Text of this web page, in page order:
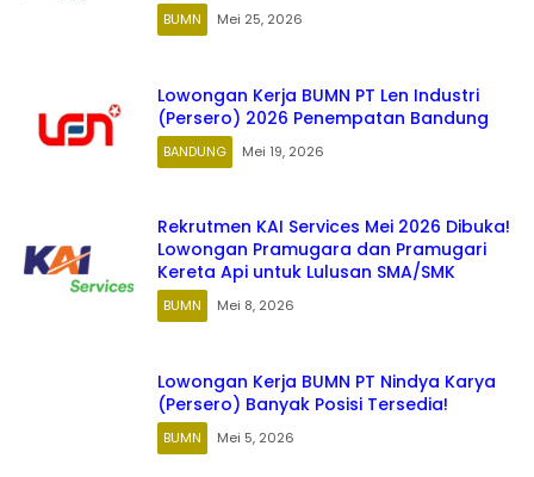
BUMN Mei 25, 2026
Lowongan Kerja BUMN PT Len Industri
(Persero) 2026 Penempatan Bandung
BANDUNG Mei 19, 2026
Rekrutmen KAI Services Mei 2026 Dibuka!
Lowongan Pramugara dan Pramugari
Kereta Api untuk Lulusan SMA/SMK
BUMN Mei 8, 2026
Lowongan Kerja BUMN PT Nindya Karya
(Persero) Banyak Posisi Tersedia!
BUMN Mei 5, 2026